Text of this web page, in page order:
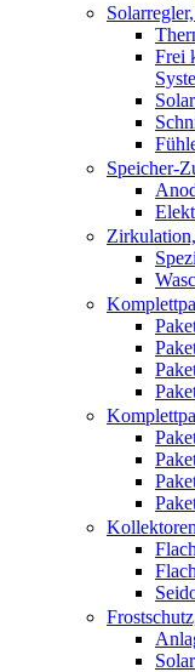
Frei
Speicher-